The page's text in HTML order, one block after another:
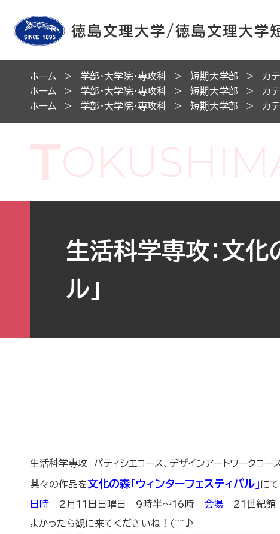
ホーム 学部・大学院・専攻科 短期大学部 カ
ホーム
学部・大学院・専攻科 短期大学部 カ
ホーム
学部・大学院・専攻科 短期大学部 カ
生活科学専攻：文化
ル」
生活科学専攻 パティシエコース、デザインアートワークコー
其々の作品を文化の森「ウィンターフェスティバル」にて
日時 2月11日日曜日 9時半～16時 会場 21世紀館
よかったら観に来てくださいね！(^^♪